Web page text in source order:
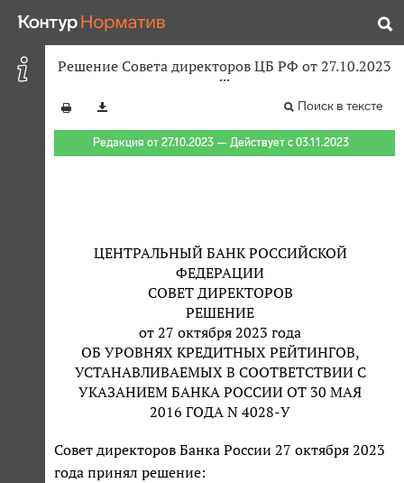
Решение Совета директоров ЦБ РФ от 27.10.2023
Поиск в тексте
Редакция от 27.10.2023 — Действует с 03.11.2023
ЦЕНТРАЛЬНЫЙ БАНК РОССИЙСКОЙ
ФЕДЕРАЦИИ
СОВЕТ ДИРЕКТОРОВ
РЕШЕНИЕ
от 27 октября 2023 года
ОБ УРОВНЯХ КРЕДИТНЫХ РЕЙТИНГОВ,
УСТАНАВЛИВАЕМЫХ В СООТВЕТСТВИИ С
УКАЗАНИЕМ БАНКА РОССИИ ОТ 30 МАЯ
2016 ГОДА N 4028-У
Совет директоров Банка России 27 октября 2023
года принял решение: